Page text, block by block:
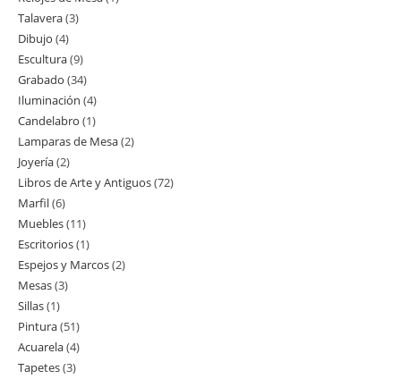
Talavera 33
Dibujo 44
productos
Escultura 99
productos
Grabado 3434
productos
Iluminación 44
productos
Candelabro 11
producto
Lamparas de Mesa 22
Joyería 22
productos
Libros de Arte y Antiguos 7272
Marfil 66
productos
Muebles 1111
productos
Escritorios 11
producto
Espejos y Marcos 22
Mesas 33
Sillas 11
producto
Pintura 5151
productos
Acuarela 44
productos
Tapetes 33